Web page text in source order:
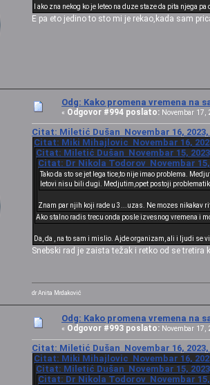
I ako zna nekog ko je leteo na duze staze da pita njega
E pa eto jedino to sto mi je rekao,kada sam
Odg: Kako promena vremena na
« Odgovor #994 poslato: Novembar 17,
Citat: Miletić Dušan Novembar 16, 2023,
Citat: Miki Mihajlovic Novembar 16,
Citat: Miletić Dušan Novembar 15,
Citat: Dr Nikola Todorov Novembar 15,
Tako da sto se jet lega tice,to nije imao problema.
letovi nisu bili dugi. Medjutim,opet postoji
Znam par njih koji rade u 3...uzas. Ne mozes nikakav
Ako stalno radis trecu onda posle izvesnog vremena i
Da, da , na to sam i mislio. Ajde organizam, ali i ljudi se
Snebski rad je zaista težak i retko od se
dr Anita Mrdaković
Odg: Kako promena vremena na
« Odgovor #993 poslato: Novembar 17,
Citat: Miletić Dušan Novembar 16, 2023,
Citat: Miki Mihajlovic Novembar 16,
Citat: Miletić Dušan Novembar 15,
Citat: Dr Nikola Todorov Novembar 15,